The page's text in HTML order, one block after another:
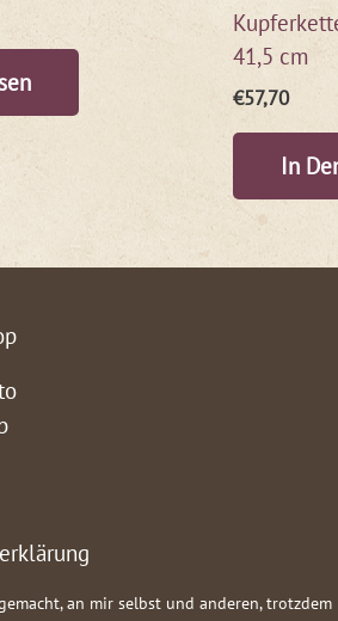
41,5 cm
€57,70
In
an mir selbst und anderen,